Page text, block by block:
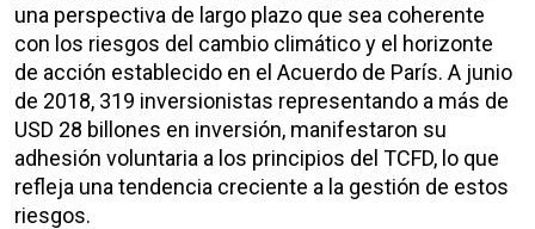
una perspectiva de largo plazo que sea coherente
con los riesgos del cambio climático y el horizonte
de acción establecido en el Acuerdo de París. A junio
de 2018, 319 inversionistas representando a más de
USD 28 billones en inversión, manifestaron su
adhesión voluntaria a los principios del TCFD, lo que
refleja una tendencia creciente a la gestión de estos
riesgos.